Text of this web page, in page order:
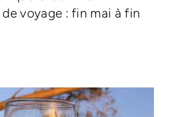
de voyage : fin mai à fin